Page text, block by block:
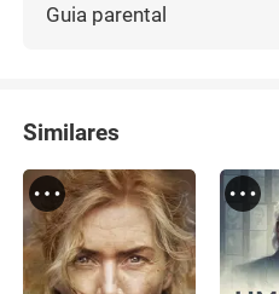
Guia parental
Similares